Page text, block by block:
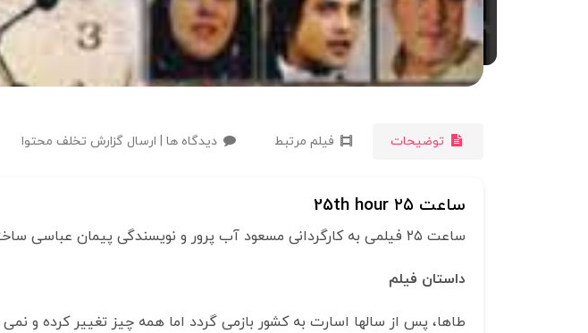
توضیحات فیلم مرتبط دیدگاه ها | ارسال گزارش تخلف محتوا
ساعت ۲۵ 25th hour
ساعت ۲۵ فیلمی به کارگردانی مسعود آب پرور و نویسندگی پیمان عباسی ساختهٔ سال ۱۳۸۵ است.
داستان فیلم
طاها، پس از سالها اسارت به کشور بازمی گردد اما همه چیز تغییر کرده و